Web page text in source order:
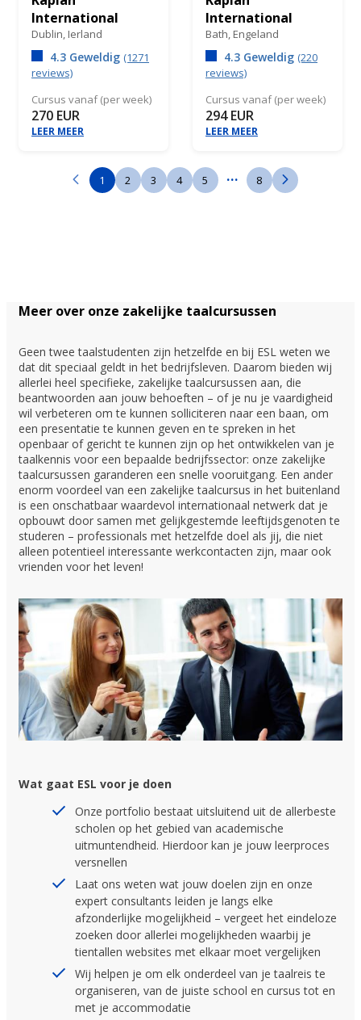
International
Dublin, Ierland
4.3 Geweldig (1271
reviews)
Cursus vanaf (per week)
270 EUR
LEER MEER
International
Bath, Engeland
4.3 Geweldig (220
reviews)
Cursus vanaf (per week)
294 EUR
LEER MEER
1 2 3 4 5 ... 8
Meer over onze zakelijke taalcursussen
Geen twee taalstudenten zijn hetzelfde en bij ESL weten we
dat dit speciaal geldt in het bedrijfsleven. Daarom bieden wij
allerlei heel specifieke, zakelijke taalcursussen aan, die
beantwoorden aan jouw behoeften – of je nu je vaardigheid
wil verbeteren om te kunnen solliciteren naar een baan, om
een presentatie te kunnen geven en te spreken in het
openbaar of gericht te kunnen zijn op het ontwikkelen van je
taalkennis voor een bepaalde bedrijfssector: onze zakelijke
taalcursussen garanderen een snelle vooruitgang. Een ander
enorm voordeel van een zakelijke taalcursus in het buitenland
is een onschatbaar waardevol internationaal netwerk dat je
opbouwt door samen met gelijkgestemde leeftijdsgenoten te
studeren – professionals met hetzelfde doel als jij, die niet
alleen potentieel interessante werkcontacten zijn, maar ook
vrienden voor het leven!
Wat gaat ESL voor je doen
Onze portfolio bestaat uitsluitend uit de allerbeste
scholen op het gebied van academische
uitmuntendheid. Hierdoor kan je jouw leerproces
versnellen
Laat ons weten wat jouw doelen zijn en onze
expert consultants leiden je langs elke
afzonderlijke mogelijkheid – vergeet het eindeloze
zoeken door allerlei mogelijkheden waarbij je
tientallen websites met elkaar moet vergelijken
Wij helpen je om elk onderdeel van je taalreis te
organiseren, van de juiste school en cursus tot en
met je accommodatie